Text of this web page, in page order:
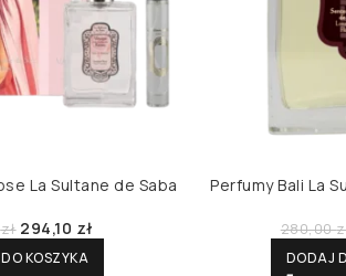
La Sultane de Saba
zł 294,10 zł
KOSZYKA
Perfumy Bali La
280,00
DODAJ